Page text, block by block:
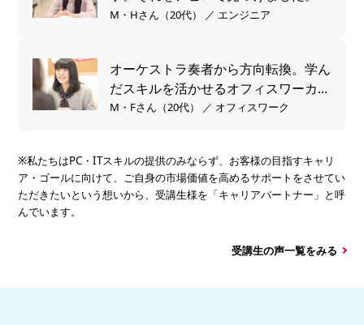
M・Hさん（20代） ／ エンジニア
オーケストラ奏者から方向転換。学ん
だスキルを活かせるオフィスワーカー
へ。
M・Fさん（20代） ／ オフィスワーク
※私たちはPC・ITスキルの提供のみならず、お客様の目指すキャリ
ア・ゴールに向けて、ご自身の市場価値を高めるサポートをさせてい
ただきたいという想いから、受講生様を「キャリアパートナー」と呼
んでいます。
受講生の声一覧をみる